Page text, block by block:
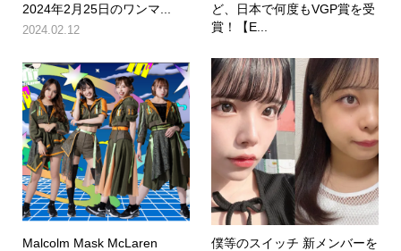
2024年2月25日のワンマ...
2024.02.12
ど、日本で何度もVGP賞を受
賞！【E...
Malcolm Mask McLaren
僕等のスイッチ 新メンバーを